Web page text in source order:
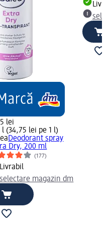
lei
l (34,75 lei pe 1 l)
Deodorant spray
Dry, 200 ml
(177)
Livrabil
selectare magazin dm